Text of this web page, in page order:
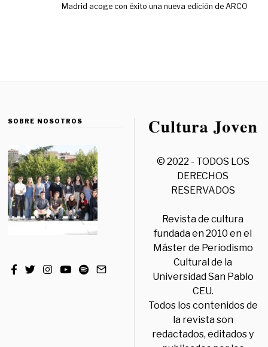
Madrid acoge con éxito una nueva edición de ARCO
SOBRE NOSOTROS
© 2022 - TODOS LOS
DERECHOS
RESERVADOS
Revista de cultura
fundada en 2010 en el
Máster de Periodismo
Cultural de la
Universidad San Pablo
CEU.
Todos los contenidos de
la revista son
redactados, editados y